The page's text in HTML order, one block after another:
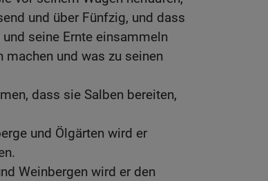
und über Fünfzig, und dass
seine Ernte einsammeln
und was zu seinen
dass sie Salben bereiten,
und Ölgärten wird er
Weinbergen wird er den